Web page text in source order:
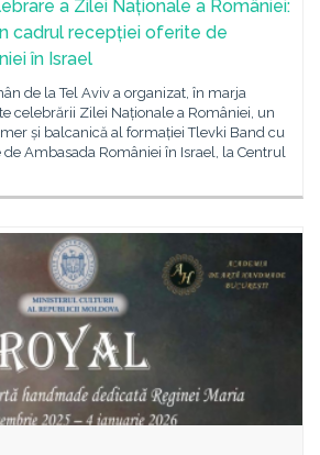
a Zilei Naționale a României:
cadrul recepției oferite de
în Israel
de la Tel Aviv a organizat, în marja
celebrării Zilei Naționale a României, un
și balcanică al formației Tlevki Band cu
Ambasada României în Israel, la Centrul